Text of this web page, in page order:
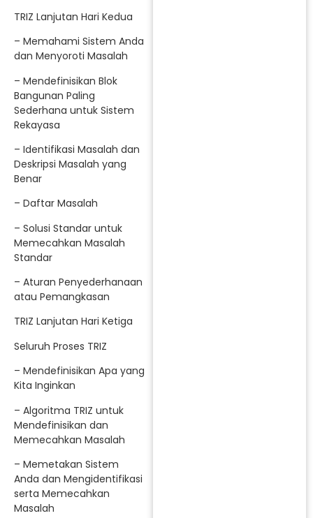
TRIZ Lanjutan Hari Kedua
– Memahami Sistem Anda
dan Menyoroti Masalah
– Mendefinisikan Blok
Bangunan Paling
Sederhana untuk Sistem
Rekayasa
– Identifikasi Masalah dan
Deskripsi Masalah yang
Benar
– Daftar Masalah
– Solusi Standar untuk
Memecahkan Masalah
Standar
– Aturan Penyederhanaan
atau Pemangkasan
TRIZ Lanjutan Hari Ketiga
Seluruh Proses TRIZ
– Mendefinisikan Apa yang
Kita Inginkan
– Algoritma TRIZ untuk
Mendefinisikan dan
Memecahkan Masalah
– Memetakan Sistem
Anda dan Mengidentifikasi
serta Memecahkan
Masalah